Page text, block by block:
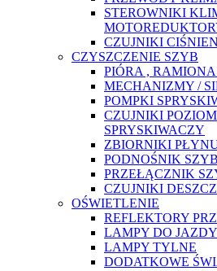
STEROWNIKI
CZUJNIKI
CZYSZCZENIE SZYB
PIÓRA ,
MECHANIZMY /
POMPKI
CZUJNIKI
SPRYSKIWACZY
ZBIORNIKI
PODNOŚNIK
PRZEŁĄCZNIK
CZUJNIKI
OŚWIETLENIE
REFLEKTORY
LAMPY DO
LAMPY TYLNE
DODATKOWE